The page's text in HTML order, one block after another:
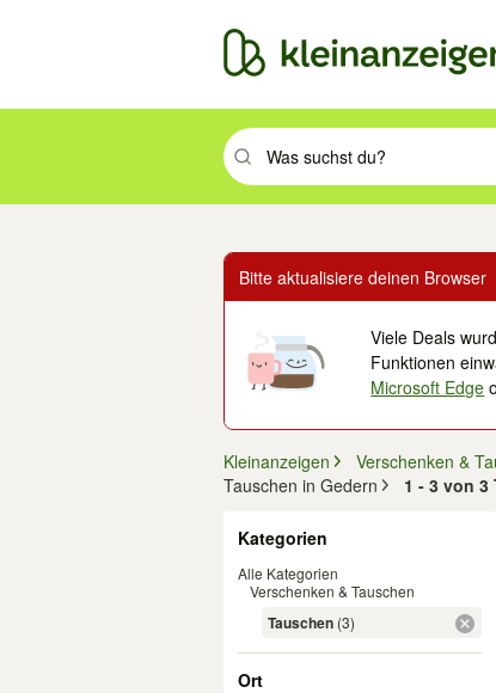
Suchbegriff eingeben.
Bitte aktualisiere deinen Browser
Viele Deals
Funktionen
Microsoft Edge
Kleinanzeigen
Verschenken &
Tauschen in Gedern
1 - 3 von 3
Kategorien
Alle Kategorien
Verschenken & Tauschen
Tauschen (3)
Ort